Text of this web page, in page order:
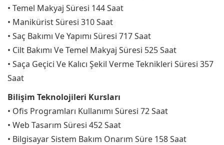
• Temel Makyaj Süresi 144 Saat
• Manikürist Süresi 310 Saat
• Saç Bakımı Ve Yapımı Süresi 717 Saat
• Cilt Bakımı Ve Temel Makyaj Süresi 525 Saat
• Saça Geçici Ve Kalıcı Şekil Verme Teknikleri Süresi 357
Saat
Bilişim Teknolojileri Kursları
• Ofis Programları Kullanımı Süresi 72 Saat
• Web Tasarım Süresi 452 Saat
• Bilgisayar Sistem Bakım Onarım Süre 158 Saat